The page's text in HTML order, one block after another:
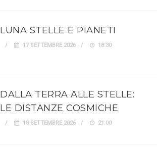
LUNA STELLE E PIANETI
17 SETTEMBRE 2026 18:30
DALLA TERRA ALLE STELLE:
LE DISTANZE COSMICHE
18 SETTEMBRE 2026 21:00